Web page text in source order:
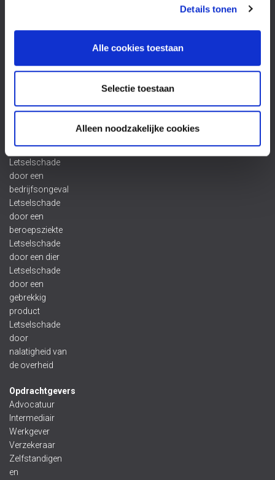
Details tonen
Alle cookies toestaan
Selectie toestaan
Alleen noodzakelijke cookies
overlijdensschade?
Kosten
Oorzaken
verkeersongeval
Letselschade
door een
bedrijfsongeval
Letselschade
door een
beroepsziekte
Letselschade
door een dier
Letselschade
door een
gebrekkig
product
Letselschade
door
nalatigheid van
de overheid
Opdrachtgevers
Advocatuur
Intermediair
Werkgever
Verzekeraar
Zelfstandigen
en